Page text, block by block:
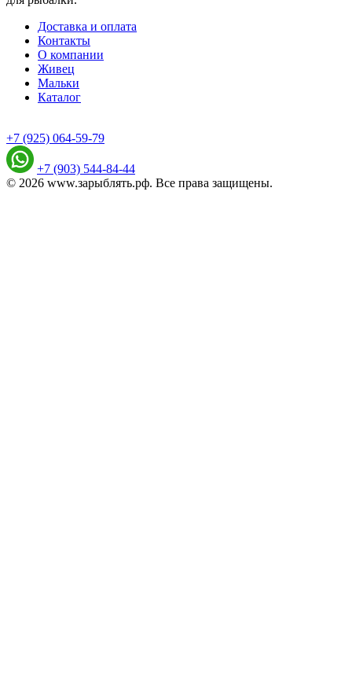
Доставка и оплата
Контакты
О компании
Живец
Мальки
Каталог
+7 (925) 064-59-79
+7 (903) 544-84-44
© 2026 www.зарыблять.рф. Все права защищены.